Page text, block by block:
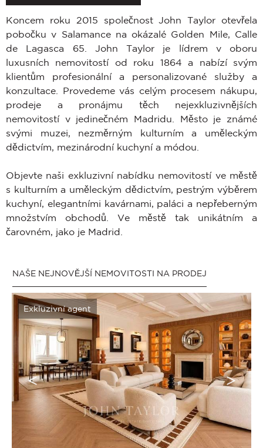
Koncem roku 2015 společnost John Taylor otevřela
pobočku v Salamance na okázalé Golden Mile, Calle
de Lagasca 65. John Taylor je lídrem v oboru
luxusních nemovitostí od roku 1864 a nabízí svým
klientům profesionální a personalizované služby a
konzultace. Provedeme vás celým procesem nákupu,
prodeje a pronájmu těch nejexkluzivnějších
nemovitostí v jedinečném Madridu. Město je známé
svými muzei, nezměrným kulturním a uměleckým
dědictvím, mezinárodní kuchyní a módou.
Objevte naši exkluzivní nabídku nemovitostí ve městě
s kulturním a uměleckým dědictvím, pestrým výběrem
kuchyní, elegantními kavárnami, paláci a nepřeberným
množstvím obchodů. Ve městě tak unikátním a
čarovném, jako je Madrid.
NAŠE NEJNOVĚJŠÍ NEMOVITOSTI NA PRODEJ
Exkluzivní agent